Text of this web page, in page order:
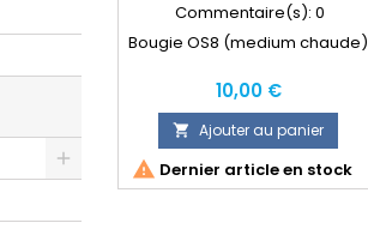
Commentaire(s): 0
Bougie OS8 (medium chaude)
Prix
10,00 €
 Ajouter au panier
 Dernier article en stock